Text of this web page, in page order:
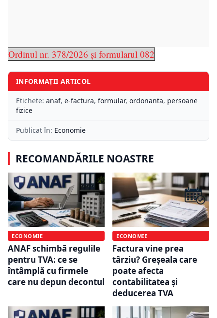
Ordinul nr. 378/2026 și formularul 082
INFORMAȚII ARTICOL
Etichete: anaf, e-factura, formular, ordonanta, persoane
fizice
Publicat în: Economie
RECOMANDĂRILE NOASTRE
ECONOMIE
ANAF schimbă regulile
pentru TVA: ce se
întâmplă cu firmele
care nu depun decontul
ECONOMIE
Factura vine prea
târziu? Greșeala care
poate afecta
contabilitatea și
deducerea TVA